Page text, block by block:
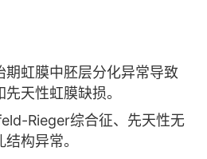
期虹膜中胚层分化异常导致
天性虹膜缺损。
Rieger综合征、先天性无
构异常。